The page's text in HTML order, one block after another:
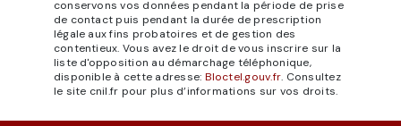
conservons vos données pendant la période de prise
de contact puis pendant la durée de prescription
légale aux fins probatoires et de gestion des
contentieux. Vous avez le droit de vous inscrire sur la
liste d'opposition au démarchage téléphonique,
disponible à cette adresse: Bloctel.gouv.fr. Consultez
le site cnil.fr pour plus d’informations sur vos droits.